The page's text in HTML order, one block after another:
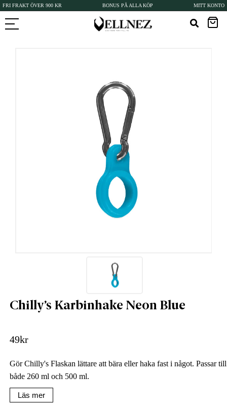
FRI FRAKT ÖVER 900 KR BONUS PÅ ALLA KÖP MITT KONTO
Chilly’s Karbinhake Neon Blue
49kr
Gör Chilly's Flaskan lättare att bära eller haka fast i något. Passar till
både 260 ml och 500 ml.
Läs mer